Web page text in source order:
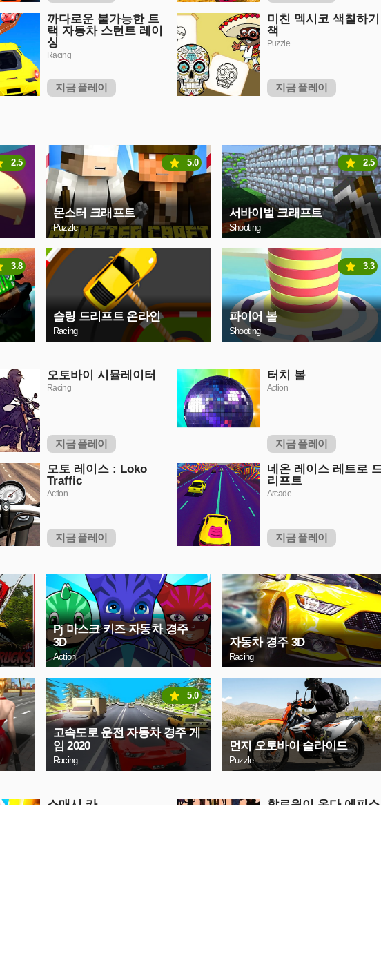
까다로운 불가능한 트
랙 자동차 스턴트 레이
싱
Racing
지금 플레이
미친 멕시코 색칠하기
책
Puzzle
지금 플레이
2.5
몬스터 크래프트
Puzzle
5.0
서바이벌 크래프트
Shooting
2.5
3.8
슬링 드리프트 온라인
Racing
파이어 볼
Shooting
3.3
오토바이 시뮬레이터
Racing
지금 플레이
터치 볼
Action
지금 플레이
모토 레이스 : Loko
Traffic
Action
지금 플레이
네온 레이스 레트로
리프트
Arcade
지금 플레이
Pj 마스크 키즈 자동차 경주
3D
Action
자동차 경주 3D
Racing
고속도로 운전 자동차 경주 게
임 2020
Racing
5.0
먼지 오토바이 슬라이드
Puzzle
스매시 카
할로윈이 온다 에피소